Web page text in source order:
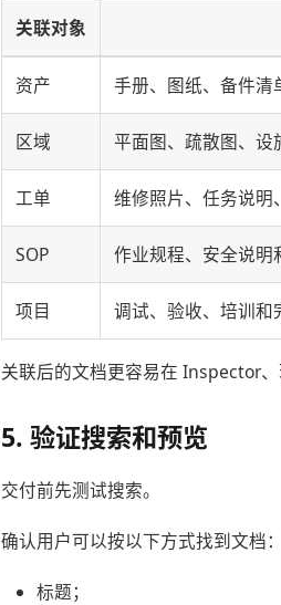
关联对象
资产 手册、图纸、备件清
区域 平面图、疏散图、设
工单 维修照片、任务说明
SOP 作业规程、安全说明
项目 调试、验收、培训和
关联后的文档更容易在 Inspector
5. 验证搜索和预览
交付前先测试搜索。
确认用户可以按以下方式找到文档：
标题；